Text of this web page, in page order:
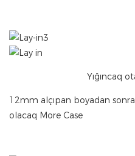
Yığıncaq
12mm alçıpan boyadan sonra
olacaq More Case